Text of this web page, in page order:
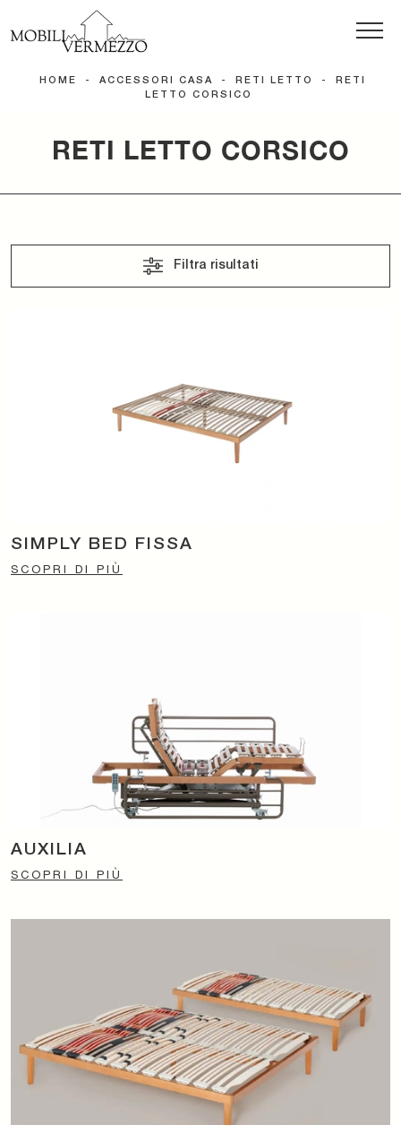
HOME - ACCESSORI CASA - RETI LETTO -
RETI
LETTO CORSICO
RETI LETTO CORSICO
Filtra risultati
SIMPLY BED FISSA
SCOPRI DI PIÙ
AUXILIA
SCOPRI DI PIÙ